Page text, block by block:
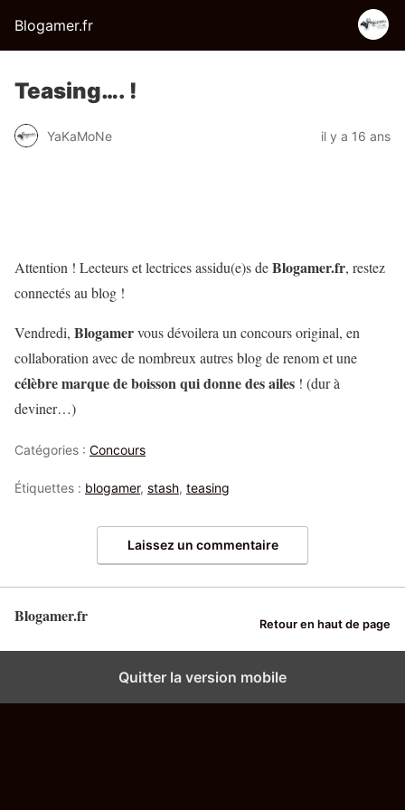
Blogamer.fr
Teasing…. !
YaKaMoNe il y a 16 ans
Attention ! Lecteurs et lectrices assidu(e)s deBlogamer.fr, restez
connectés au blog !
Vendredi, Blogamervous dévoilera un concours original, en
collaboration avec de nombreux autres blog de renom et une
célèbre marque de boisson qui donne des ailes ! (dur à
deviner…)
Catégories : Concours
Étiquettes : blogamer, stash, teasing
Laissez un commentaire
Blogamer.fr Retour en haut de page
Quitter la version mobile